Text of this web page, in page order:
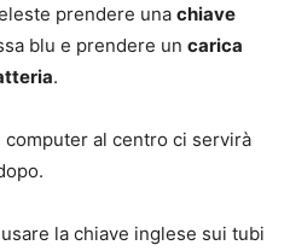
prendere una chiave
blu e prendere un carica
.
al centro ci servirà
la chiave inglese sui tubi